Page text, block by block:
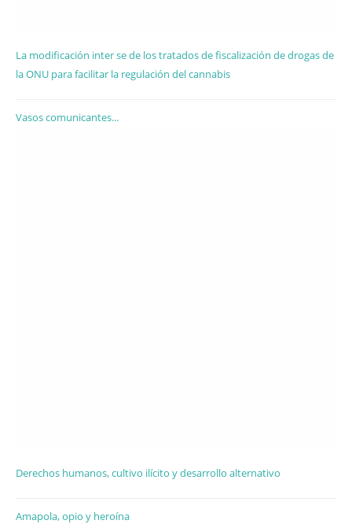
La modificación inter se de los tratados de fiscalización de drogas de
la ONU para facilitar la regulación del cannabis
Vasos comunicantes...
Derechos humanos, cultivo ilícito y desarrollo alternativo
Amapola, opio y heroína